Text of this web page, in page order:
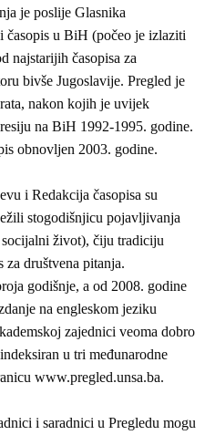
je poslije Glasnika
časopis u BiH (počeo je izlaziti
najstarijih časopisa za
bivše Jugoslavije. Pregled je
nakon kojih je uvijek
na BiH 1992-1995. godine.
obnovljen 2003. godine.
i Redakcija časopisa su
stogodišnjicu pojavljivanja
život), čiju tradiciju
za društvena pitanja.
godišnje, a od 2008. godine
na engleskom jeziku
zajednici veoma dobro
u tri međunarodne
www.pregled.unsa.ba.
i saradnici u Pregledu mogu